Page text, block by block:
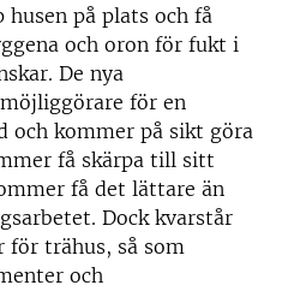
husen på plats och få
och oron för fukt i
De nya
för en
och kommer på sikt göra
få skärpa till sitt
få det lättare än
Dock kvarstår
trähus, så som
och